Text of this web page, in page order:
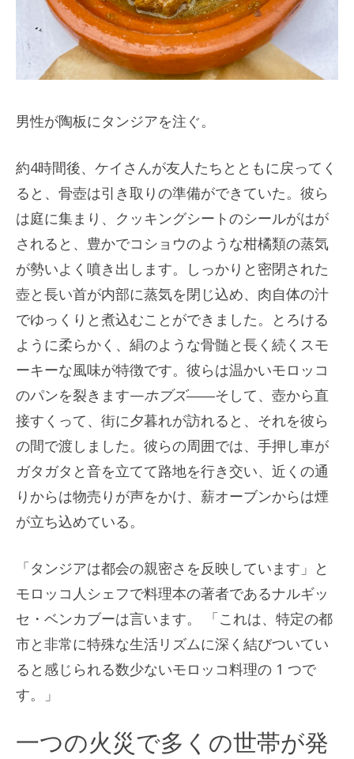
男性が陶板にタンジアを注ぐ。
約4時間後、ケイさんが友人たちとともに戻ってく
ると、骨壺は引き取りの準備ができていた。彼ら
は庭に集まり、クッキングシートのシールがはが
されると、豊かでコショウのような柑橘類の蒸気
が勢いよく噴き出します。しっかりと密閉された
壺と長い首が内部に蒸気を閉じ込め、肉自体の汁
でゆっくりと煮込むことができました。とろける
ように柔らかく、絹のような骨髄と長く続くスモ
ーキーな風味が特徴です。彼らは温かいモロッコ
のパンを裂きます—ホブズ――そして、壺から直
接すくって、街に夕暮れが訪れると、それを彼ら
の間で渡しました。彼らの周囲では、手押し車が
ガタガタと音を立てて路地を行き交い、近くの通
りからは物売りが声をかけ、薪オーブンからは煙
が立ち込めている。
「タンジアは都会の親密さを反映しています」と
モロッコ人シェフで料理本の著者であるナルギッ
セ・ベンカブーは言います。 「これは、特定の都
市と非常に特殊な生活リズムに深く結びついてい
ると感じられる数少ないモロッコ料理の 1 つで
す。」
一つの火災で多くの世帯が発